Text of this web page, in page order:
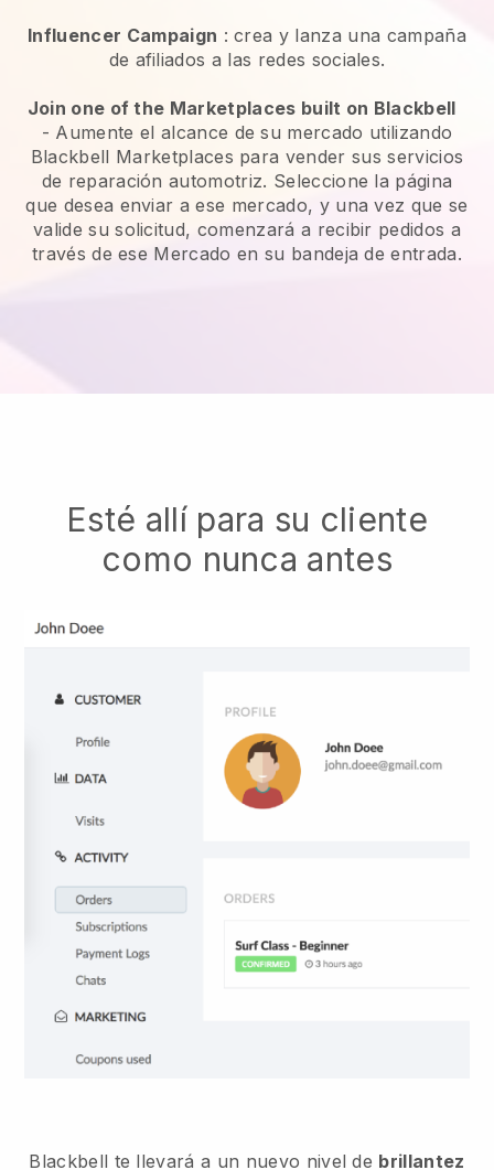
Influencer Campaign : crea y lanza una campaña
de afiliados a las redes sociales.
Join one of the Marketplaces built on Blackbell
- Aumente el alcance de su mercado utilizando
Blackbell Marketplaces para vender sus servicios
de reparación automotriz. Seleccione la página
que desea enviar a ese mercado, y una vez que se
valide su solicitud, comenzará a recibir pedidos a
través de ese Mercado en su bandeja de entrada.
Esté allí para su cliente
como nunca antes
Blackbell te llevará a un nuevo nivel de brillantez